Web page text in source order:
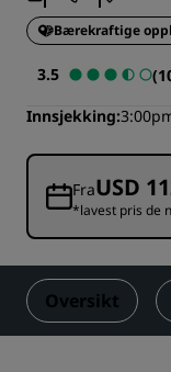
Bærekraftige
3.5
Innsjekking
FraUSD
*lavest pris de
Oversikt